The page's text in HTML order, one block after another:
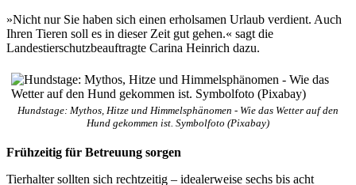
»Nicht nur Sie haben sich einen erholsamen Urlaub verdient. Auch
Ihren Tieren soll es in dieser Zeit gut gehen.« sagt die
Landestierschutzbeauftragte Carina Heinrich dazu.
Hundstage: Mythos, Hitze und Himmelsphänomen - Wie das Wetter auf den
Hund gekommen ist. Symbolfoto (Pixabay)
Frühzeitig für Betreuung sorgen
Tierhalter sollten sich rechtzeitig – idealerweise sechs bis acht